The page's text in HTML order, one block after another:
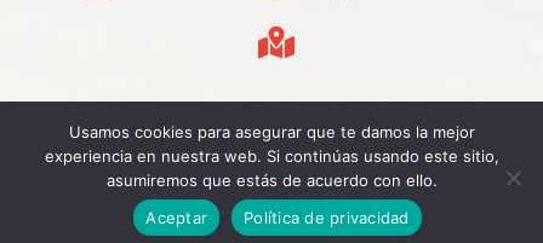
Copyright © 2026 Chone Vial EP. Desarrollo: TIC´s
GADM Chone
Usamos cookies para asegurar que te damos la mejor
experiencia en nuestra web. Si continúas usando este sitio,
asumiremos que estás de acuerdo con ello.
Aceptar
Política de privacidad